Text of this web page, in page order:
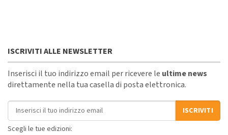
ISCRIVITI ALLE NEWSLETTER
Inserisci il tuo indirizzo email per ricevere le ultime news
direttamente nella tua casella di posta elettronica.
Indirizzo email
ISCRIVITI
Scegli le tue edizioni: